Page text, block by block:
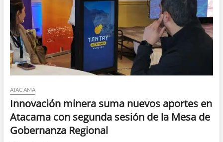
ATACAMA
Innovación minera suma nuevos aportes en
Atacama con segunda sesión de la Mesa de
Gobernanza Regional